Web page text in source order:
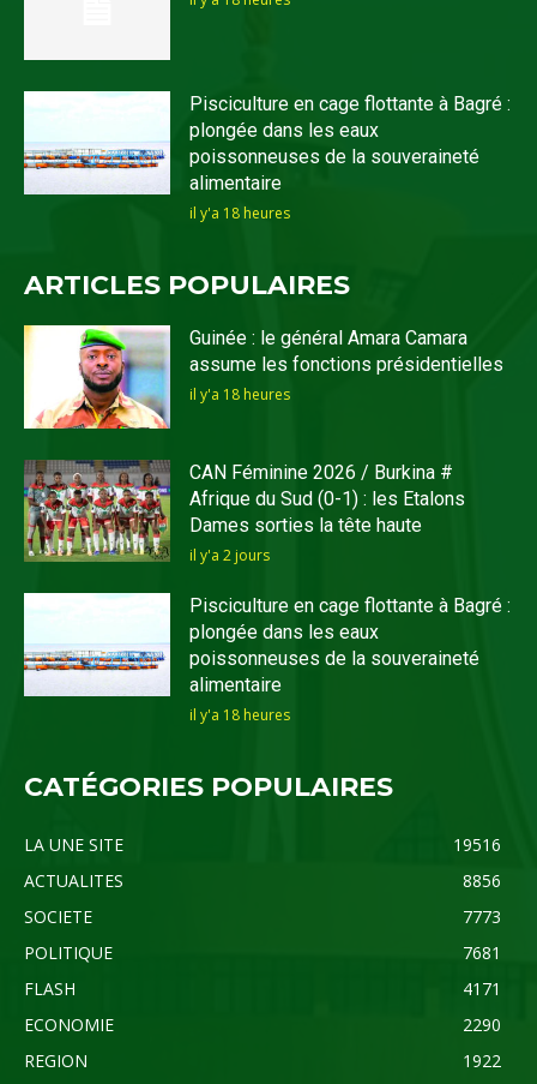
Pisciculture en cage flottante à Bagré :
plongée dans les eaux
poissonneuses de la souveraineté
alimentaire
il y'a 18 heures
ARTICLES POPULAIRES
Guinée : le général Amara Camara
assume les fonctions présidentielles
il y'a 18 heures
CAN Féminine 2026 / Burkina #
Afrique du Sud (0-1) : les Etalons
Dames sorties la tête haute
il y'a 2 jours
Pisciculture en cage flottante à Bagré :
plongée dans les eaux
poissonneuses de la souveraineté
alimentaire
il y'a 18 heures
CATÉGORIES POPULAIRES
LA UNE SITE
19516
ACTUALITES
8856
SOCIETE
7773
POLITIQUE
7681
FLASH
4171
ECONOMIE
2290
REGION
1922